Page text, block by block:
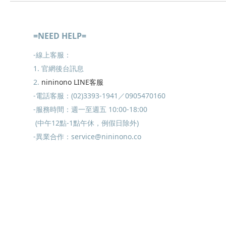
=NEED HELP=
-線上客服：
1. 官網後台訊息
2. nininono LINE客服
-電話客服：(02)3393-1941／0905470160
-服務時間：週一至週五 10:00-18:00
(中午12點-1點午休，例假日除外)
-異業合作：service@nininono.co